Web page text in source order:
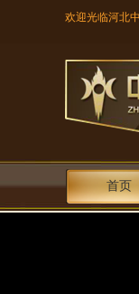
欢迎光临河北
首页